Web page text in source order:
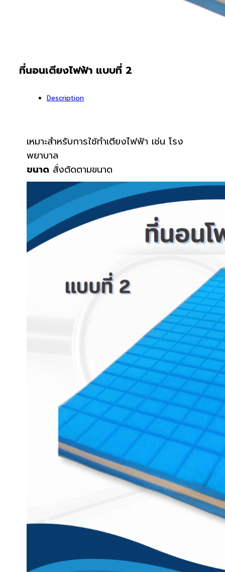
ที่นอนเตียงไฟฟ้า แบบที่ 2
Description
เหมาะสำหรับการใช้ทำเตียงไฟฟ้า เช่น โรง
พยาบาล
ขนาด สั่งตัดตามขนาด